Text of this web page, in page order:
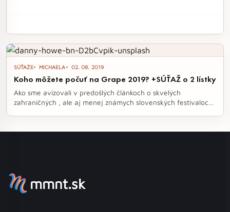
SÚŤAŽE MICHAELA 02. 08. 2019
Koho môžete počuť na Grape 2019? +SÚŤAŽ o 2 lístky
Ako sme avizovali v predošlých článkoch o skvelých
zahraničných , ale aj menej známych slovenských festivaloch
mmnt.sk